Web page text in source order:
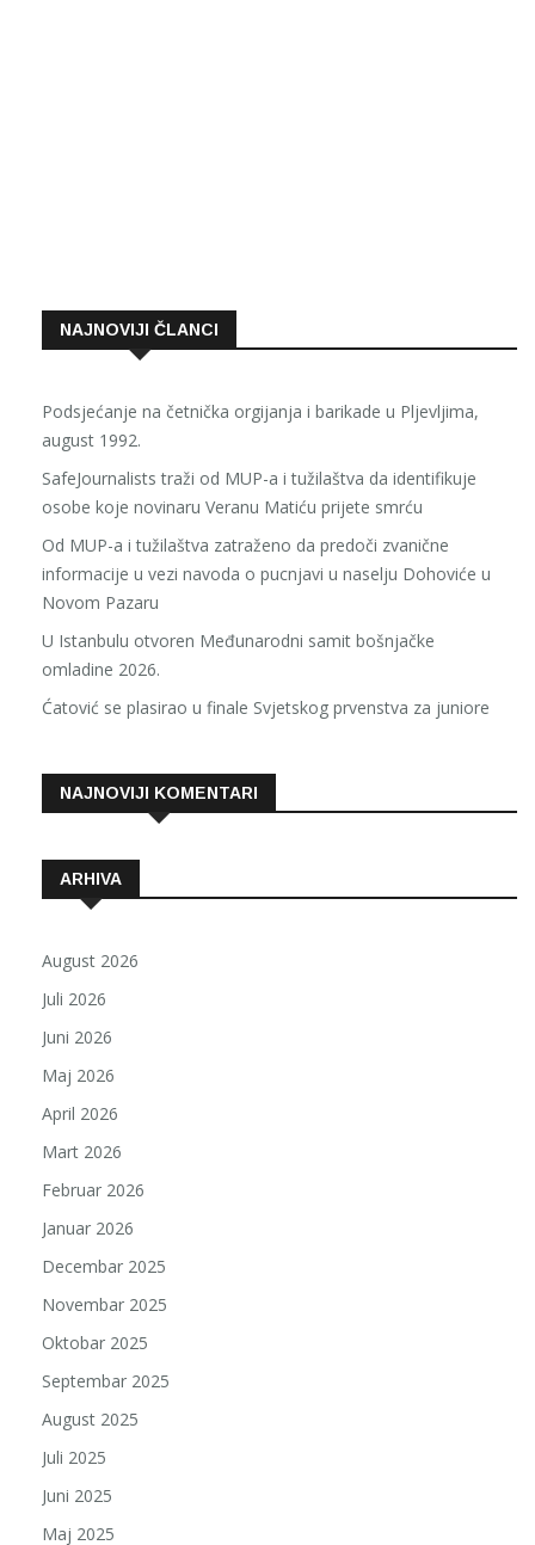
NAJNOVIJI ČLANCI
Podsjećanje na četnička orgijanja i barikade u Pljevljima,
august 1992.
SafeJournalists traži od MUP-a i tužilaštva da identifikuje
osobe koje novinaru Veranu Matiću prijete smrću
Od MUP-a i tužilaštva zatraženo da predoči zvanične
informacije u vezi navoda o pucnjavi u naselju Dohoviće u
Novom Pazaru
U Istanbulu otvoren Međunarodni samit bošnjačke
omladine 2026.
Ćatović se plasirao u finale Svjetskog prvenstva za juniore
NAJNOVIJI KOMENTARI
ARHIVA
August 2026
Juli 2026
Juni 2026
Maj 2026
April 2026
Mart 2026
Februar 2026
Januar 2026
Decembar 2025
Novembar 2025
Oktobar 2025
Septembar 2025
August 2025
Juli 2025
Juni 2025
Maj 2025